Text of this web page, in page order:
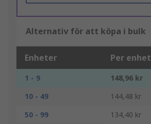
Alternativ för att köpa i bulk
Enheter Per enhet
1 - 9
148,96 kr
10 - 49
144,48 kr
50 - 99
134,40 kr